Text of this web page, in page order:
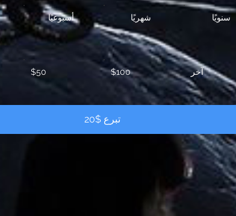
أسبوعيًا شهريًا سنويًا
$50 $100 آخر
تبرع $20